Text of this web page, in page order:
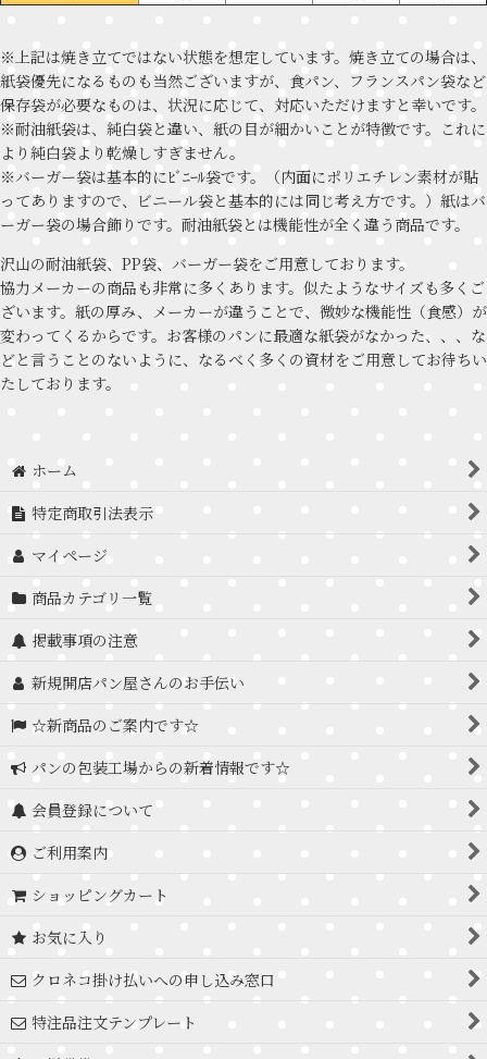
※上記は焼き立てではない状態を想定しています。焼き立ての場合は、
紙袋優先になるものも当然ございますが、食パン、フランスパン袋など
保存袋が必要なものは、状況に応じて、対応いただけますと幸いです。
※耐油紙袋は、純白袋と違い、紙の目が細かいことが特徴です。これに
より純白袋より乾燥しすぎません。
※バーガー袋は基本的にﾋﾞﾆｰﾙ袋です。（内面にポリエチレン素材が貼
ってありますので、ビニール袋と基本的には同じ考え方です。）紙はバ
ーガー袋の場合飾りです。耐油紙袋とは機能性が全く違う商品です。
沢山の耐油紙袋、PP袋、バーガー袋をご用意しております。
協力メーカーの商品も非常に多くあります。似たようなサイズも多くご
ざいます。紙の厚み、メーカーが違うことで、微妙な機能性（食感）が
変わってくるからです。お客様のパンに最適な紙袋がなかった、、、な
どと言うことのないように、なるべく多くの資材をご用意してお待ちい
たしております。
ホーム
特定商取引法表示
マイページ
商品カテゴリ一覧
掲載事項の注意
新規開店パン屋さんのお手伝い
☆新商品のご案内です☆
パンの包装工場からの新着情報です☆
会員登録について
ご利用案内
ショッピングカート
お気に入り
クロネコ掛け払いへの申し込み窓口
特注品注文テンプレート